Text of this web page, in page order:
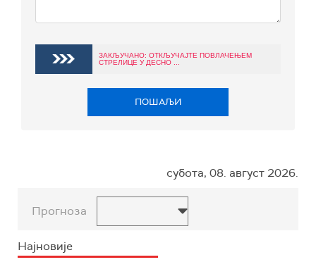
ЗАКЉУЧАНО: ОТКЉУЧАЈТЕ ПОВЛАЧЕЊЕМ
СТРЕЛИЦЕ У ДЕСНО ...
ПОШАЉИ
субота, 08. август 2026.
Прогноза
Најновије